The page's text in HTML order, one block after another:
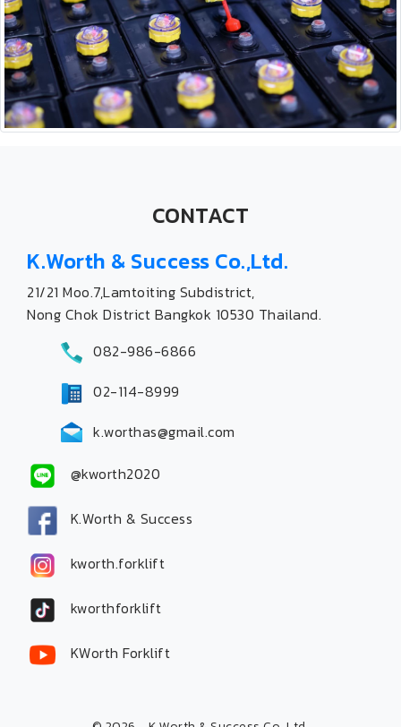
CONTACT
K.Worth & Success Co.,Ltd.
21/21 Moo.7,Lamtoiting Subdistrict,
Nong Chok District Bangkok 10530 Thailand.
082-986-6866
02-114-8999
k.worthas@gmail.com
@kworth2020
K.Worth & Success
kworth.forklift
kworthforklift
KWorth Forklift